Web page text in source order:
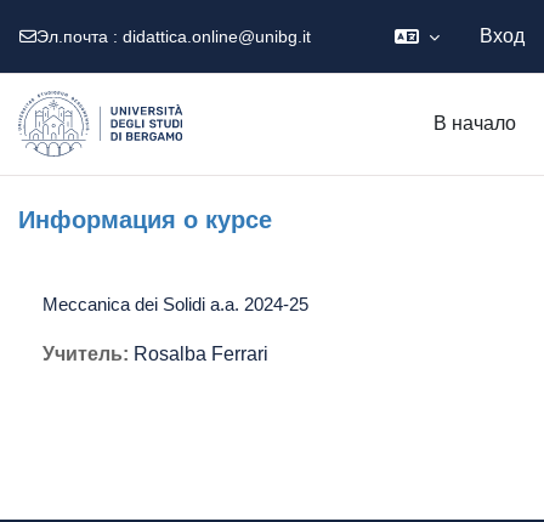
Эл.почта : didattica.online@unibg.it Вход
В начало
Информация о курсе
Meccanica dei Solidi a.a. 2024-25
Учитель: Rosalba Ferrari